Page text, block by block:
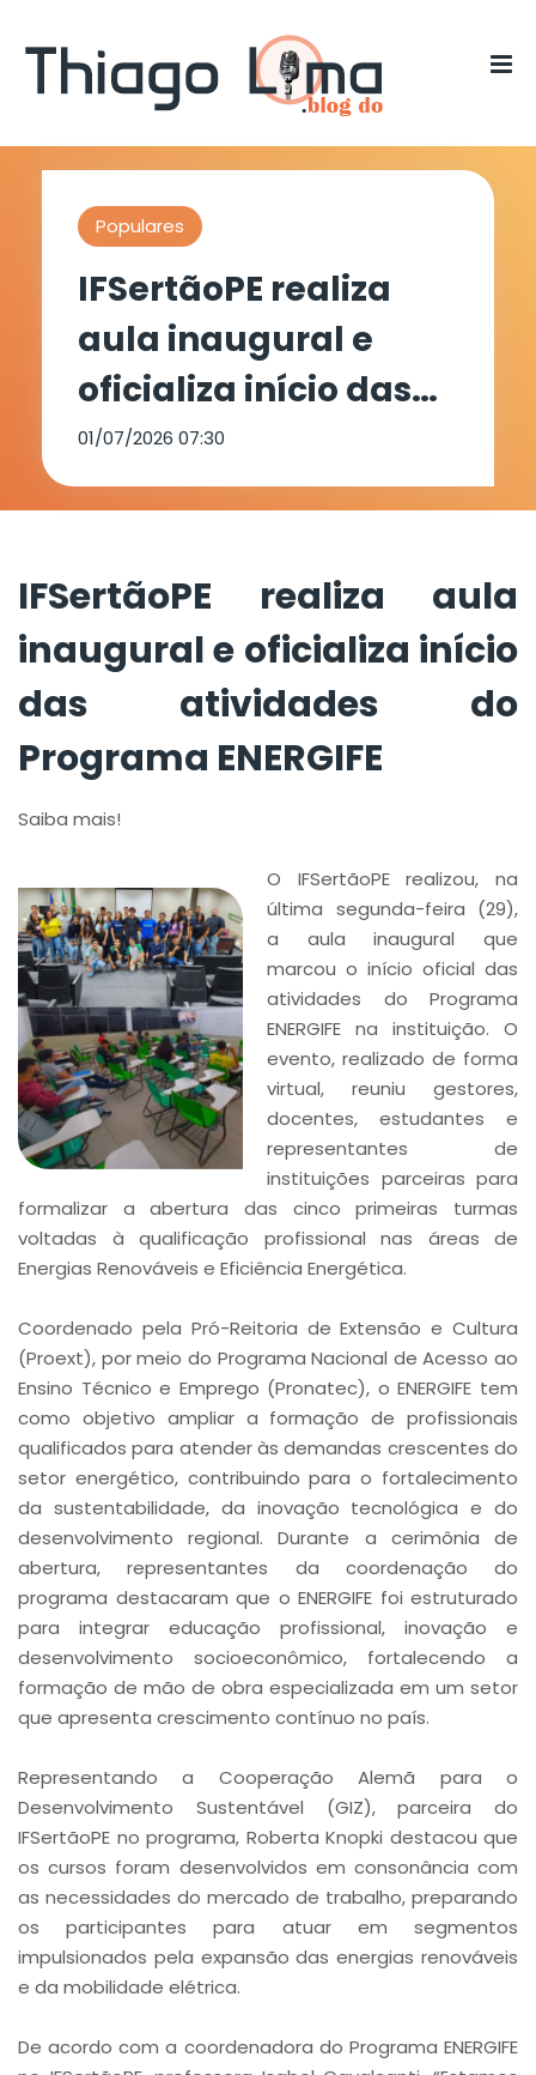
Populares
IFSertãoPE realiza
aula inaugural e
oficializa início das
atividades do
Programa ENERGIFE
01/07/2026 07:30
IFSertãoPE realiza aula
inaugural e oficializa início
das atividades do
Programa ENERGIFE
Saiba mais!
O IFSertãoPE realizou, na
última segunda-feira (29),
a aula inaugural que
marcou o início oficial das
atividades do Programa
ENERGIFE na instituição. O
evento, realizado de forma
virtual, reuniu gestores,
docentes, estudantes e
representantes de
instituições parceiras para
formalizar a abertura das cinco primeiras turmas
voltadas à qualificação profissional nas áreas de
Energias Renováveis e Eficiência Energética.
Coordenado pela Pró-Reitoria de Extensão e Cultura
(Proext), por meio do Programa Nacional de Acesso ao
Ensino Técnico e Emprego (Pronatec), o ENERGIFE tem
como objetivo ampliar a formação de profissionais
qualificados para atender às demandas crescentes do
setor energético, contribuindo para o fortalecimento
da sustentabilidade, da inovação tecnológica e do
desenvolvimento regional. Durante a cerimônia de
abertura, representantes da coordenação do
programa destacaram que o ENERGIFE foi estruturado
para integrar educação profissional, inovação e
desenvolvimento socioeconômico, fortalecendo a
formação de mão de obra especializada em um setor
que apresenta crescimento contínuo no país.
Representando a Cooperação Alemã para o
Desenvolvimento Sustentável (GIZ), parceira do
IFSertãoPE no programa, Roberta Knopki destacou que
os cursos foram desenvolvidos em consonância com
as necessidades do mercado de trabalho, preparando
os participantes para atuar em segmentos
impulsionados pela expansão das energias renováveis
e da mobilidade elétrica.
De acordo com a coordenadora do Programa ENERGIFE